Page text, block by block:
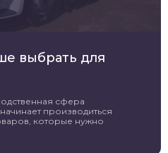
выбрать для
сфера
производиться
которые нужно